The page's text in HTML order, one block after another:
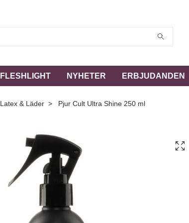
FLESHLIGHT NYHETER ERBJUDANDEN
Latex & Läder Pjur Cult Ultra Shine 250 ml